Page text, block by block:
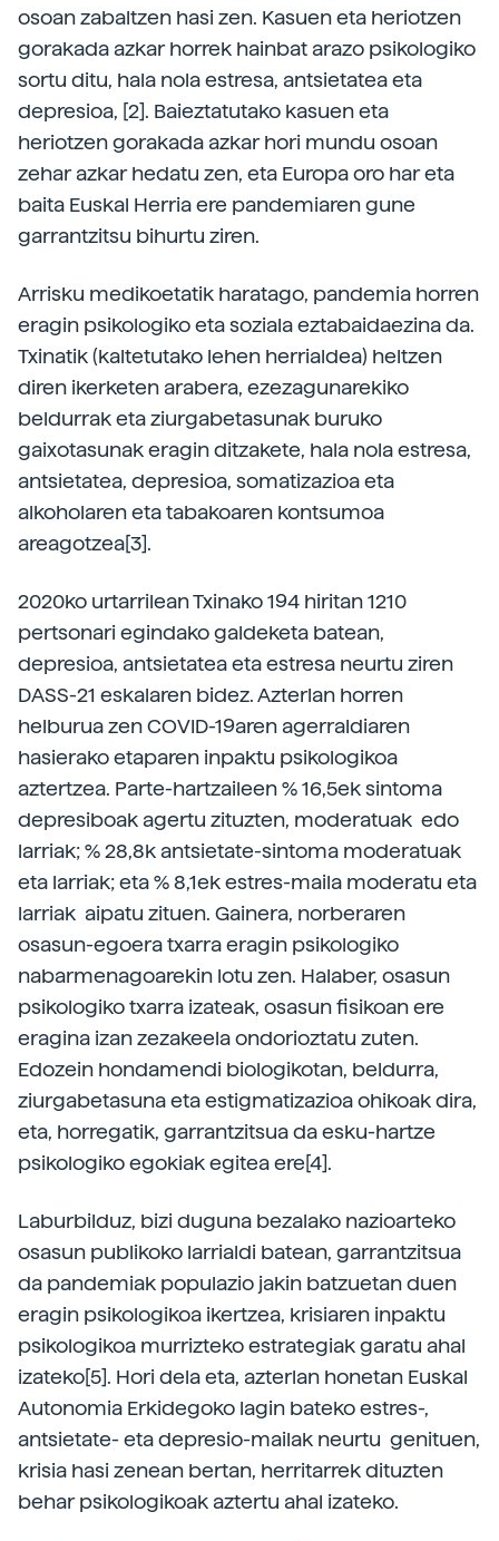
osoan zabaltzen hasi zen. Kasuen eta heriotzen
gorakada azkar horrek hainbat arazo psikologiko
sortu ditu, hala nola estresa, antsietatea eta
depresioa, [2]. Baieztatutako kasuen eta
heriotzen gorakada azkar hori mundu osoan
zehar azkar hedatu zen, eta Europa oro har eta
baita Euskal Herria ere pandemiaren gune
garrantzitsu bihurtu ziren.
Arrisku medikoetatik haratago, pandemia horren
eragin psikologiko eta soziala eztabaidaezina da.
Txinatik (kaltetutako lehen herrialdea) heltzen
diren ikerketen arabera, ezezagunarekiko
beldurrak eta ziurgabetasunak buruko
gaixotasunak eragin ditzakete, hala nola estresa,
antsietatea, depresioa, somatizazioa eta
alkoholaren eta tabakoaren kontsumoa
areagotzea[3].
2020ko urtarrilean Txinako 194 hiritan 1210
pertsonari egindako galdeketa batean,
depresioa, antsietatea eta estresa neurtu ziren
DASS-21 eskalaren bidez. Azterlan horren
helburua zen COVID-19aren agerraldiaren
hasierako etaparen inpaktu psikologikoa
aztertzea. Parte-hartzaileen % 16,5ek sintoma
depresiboak agertu zituzten, moderatuak edo
larriak; % 28,8k antsietate-sintoma moderatuak
eta larriak; eta % 8,1ek estres-maila moderatu eta
larriak aipatu zituen. Gainera, norberaren
osasun-egoera txarra eragin psikologiko
nabarmenagoarekin lotu zen. Halaber, osasun
psikologiko txarra izateak, osasun fisikoan ere
eragina izan zezakeela ondorioztatu zuten.
Edozein hondamendi biologikotan, beldurra,
ziurgabetasuna eta estigmatizazioa ohikoak dira,
eta, horregatik, garrantzitsua da esku-hartze
psikologiko egokiak egitea ere[4].
Laburbilduz, bizi duguna bezalako nazioarteko
osasun publikoko larrialdi batean, garrantzitsua
da pandemiak populazio jakin batzuetan duen
eragin psikologikoa ikertzea, krisiaren inpaktu
psikologikoa murrizteko estrategiak garatu ahal
izateko[5]. Hori dela eta, azterlan honetan Euskal
Autonomia Erkidegoko lagin bateko estres-,
antsietate- eta depresio-mailak neurtu genituen,
krisia hasi zenean bertan, herritarrek dituzten
behar psikologikoak aztertu ahal izateko.